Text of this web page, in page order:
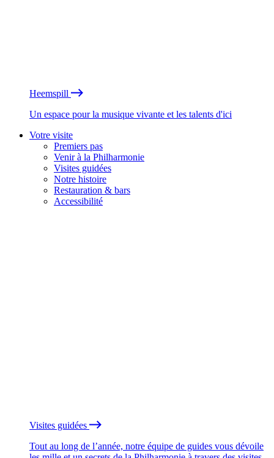
Heemspill
Un espace pour la musique vivante et les talents d'ici
Votre visite
Premiers pas
Venir à la Philharmonie
Visites guidées
Notre histoire
Restauration & bars
Accessibilité
Visites guidées
Tout au long de l’année, notre équipe de guides vous dévoile